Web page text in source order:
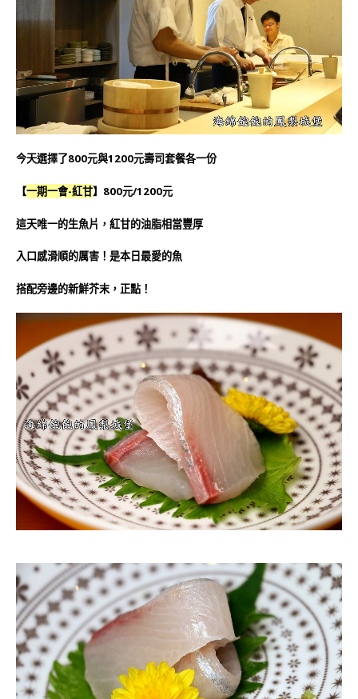
今天選擇了800元與1200元壽司套餐各一份
【一期一會-紅甘】800元/1200元
這天唯一的生魚片，紅甘的油脂相當豐厚
入口感滑順的厲害！是本日最愛的魚
搭配旁邊的新鮮芥末，正點！